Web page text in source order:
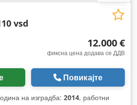
vsd
12.000 €
фиксна цена додава се ДДВ
Повикајте
на изградба: 2014, работни